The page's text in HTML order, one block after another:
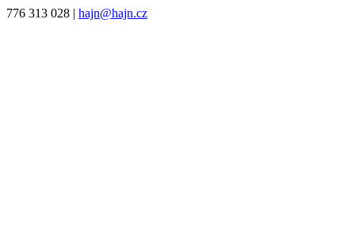
776 313 028 | hajn@hajn.cz